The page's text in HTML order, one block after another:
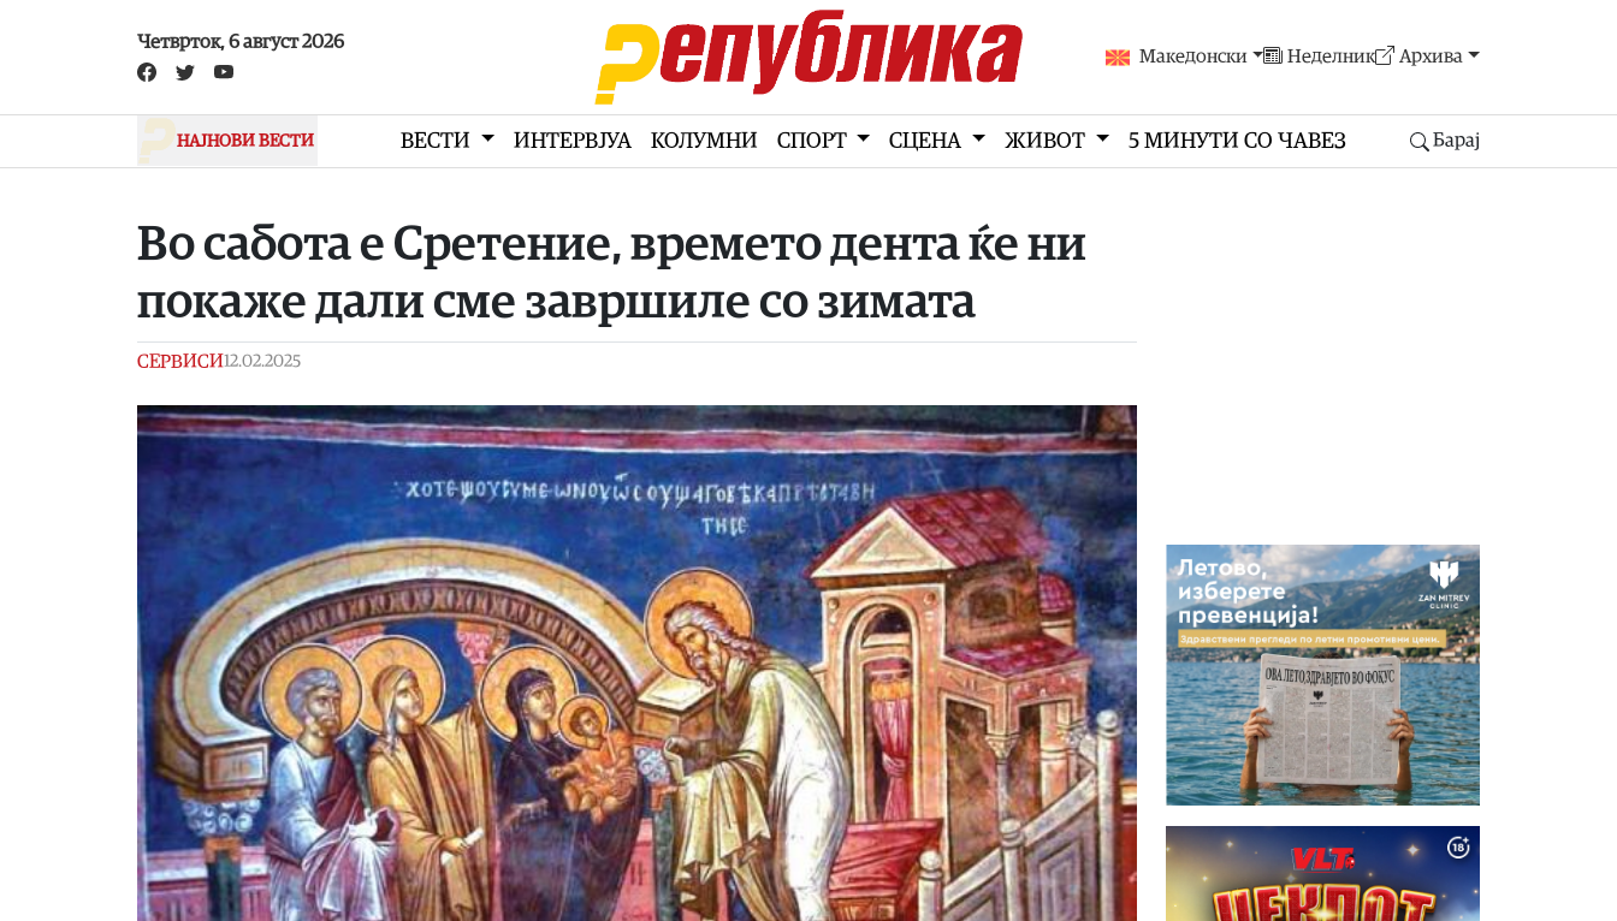
Четврток, 6 август 2026
Македонски Неделник Архива
НАЈНОВИ ВЕСТИ ВЕСТИ ИНТЕРВЈУА КОЛУМНИ СПОРТ СЦЕНА ЖИВОТ 5 МИНУТИ СО ЧАВЕЗ Барај
Во сабота е Сретение, времето дента ќе ни
покаже дали сме завршиле со зимата
СЕРВИСИ12.02.2025